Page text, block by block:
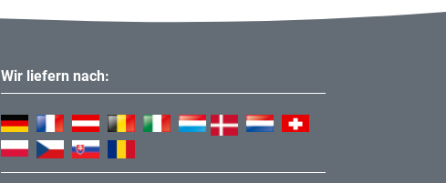
Wir liefern nach: